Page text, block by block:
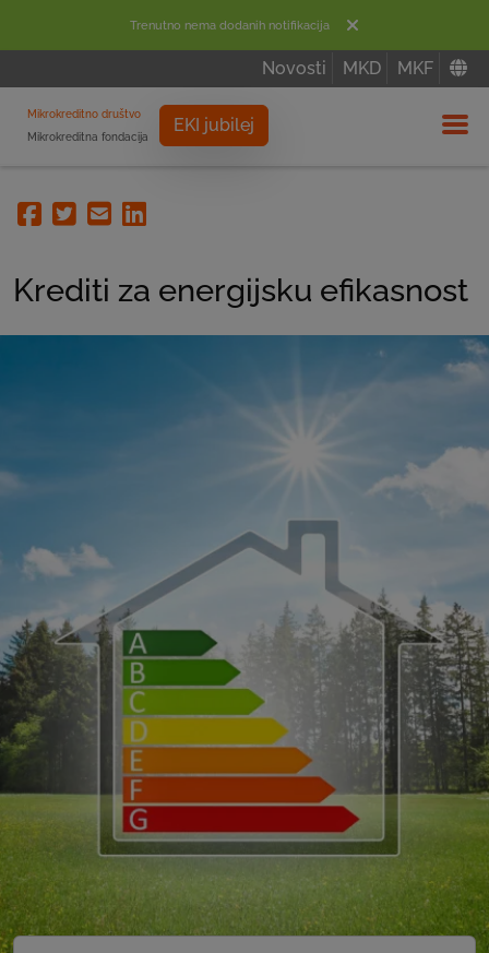
Trenutno nema dodanih notifikacija
Novosti MKD MKF
Mikrokreditno društvo
Mikrokreditna fondacija
EKI jubilej
Facebook
TwitterEmailLinkedin
Krediti za energijsku efikasnost